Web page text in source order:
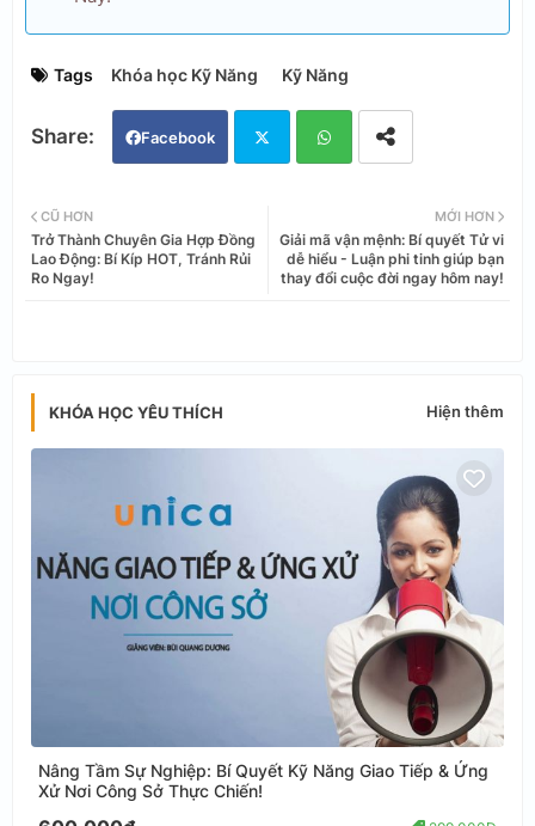
Tags Khóa học Kỹ Năng Kỹ Năng
Facebook
tter ats
MỚI HƠN
Giải mã vận mệnh: Bí quyết Tử vi
dễ hiểu - Luận phi tinh giúp bạn
thay đổi cuộc đời ngay hôm nay!
CŨ HƠN
Trở Thành Chuyên Gia Hợp Đồng
Lao Động: Bí Kíp HOT, Tránh Rủi
Ro Ngay!
KHÓA HỌC YÊU THÍCH Hiện thêm
Nâng Tầm Sự Nghiệp: Bí Quyết Kỹ Năng Giao Tiếp & Ứng
Xử Nơi Công Sở Thực Chiến!